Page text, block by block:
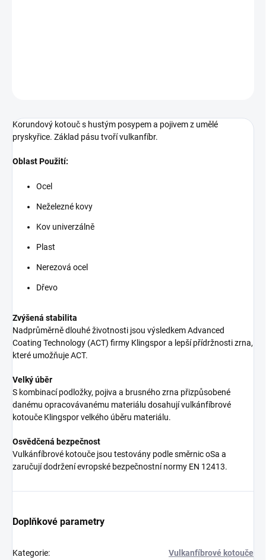
Korundový kotouč s hustým posypem a pojivem z umělé
pryskyřice. Základ pásu tvoří vulkanfíbr.
Oblast Použití:
Ocel
Neželezné kovy
Kov univerzálně
Plast
Nerezová ocel
Dřevo
Zvýšená stabilita
Nadprůměrně dlouhé životnosti jsou výsledkem Advanced
Coating Technology (ACT) firmy Klingspor a lepší přídržnosti zrna,
které umožňuje ACT.
Velký úběr
S kombinací podložky, pojiva a brusného zrna přizpůsobené
danému opracovávanému materiálu dosahují vulkánfíbrové
kotouče Klingspor velkého úběru materiálu.
Osvědčená bezpečnost
Vulkánfíbrové kotouče jsou testovány podle směrnic oSa a
zaručují dodržení evropské bezpečnostní normy EN 12413.
Doplňkové parametry
Kategorie: Vulkanfíbrové kotouče